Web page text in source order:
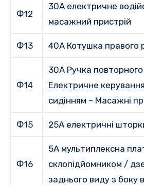
Ф12
30A електричне
масажний пристрій
Ф13 40A Котушка правого
Ф14
30A Ручка
Електричне
сидінням – Масажні
Ф15 25A електричні
Ф16
5A мультиплексна
склопідйомником /
заднього виду з боку